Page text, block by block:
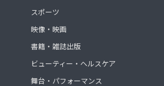
スポーツ
映像・映画
書籍・雑誌出版
ビューティー・ヘルスケア
舞台・パフォーマンス